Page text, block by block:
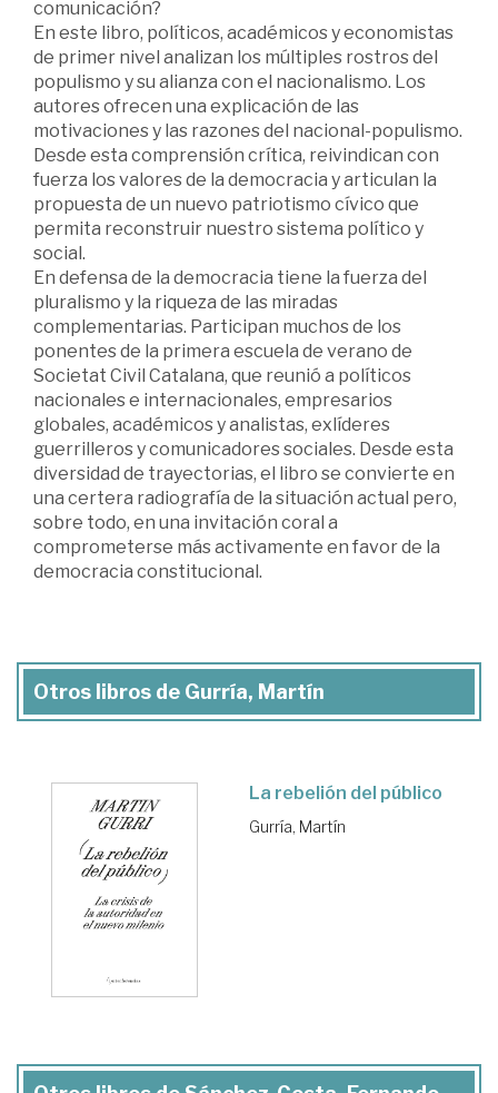
comunicación?
En este libro, políticos, académicos y economistas
de primer nivel analizan los múltiples rostros del
populismo y su alianza con el nacionalismo. Los
autores ofrecen una explicación de las
motivaciones y las razones del nacional-populismo.
Desde esta comprensión crítica, reivindican con
fuerza los valores de la democracia y articulan la
propuesta de un nuevo patriotismo cívico que
permita reconstruir nuestro sistema político y
social.
En defensa de la democracia tiene la fuerza del
pluralismo y la riqueza de las miradas
complementarias. Participan muchos de los
ponentes de la primera escuela de verano de
Societat Civil Catalana, que reunió a políticos
nacionales e internacionales, empresarios
globales, académicos y analistas, exlíderes
guerrilleros y comunicadores sociales. Desde esta
diversidad de trayectorias, el libro se convierte en
una certera radiografía de la situación actual pero,
sobre todo, en una invitación coral a
comprometerse más activamente en favor de la
democracia constitucional.
Otros libros de Gurría, Martín
La rebelión del público
Gurría, Martín